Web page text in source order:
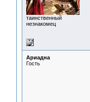
таинственный
незнакомец
Ариадна
Гость